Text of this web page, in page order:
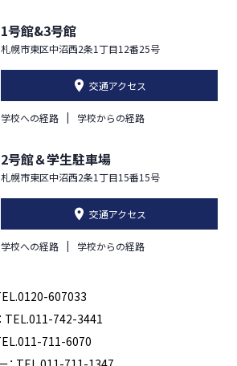
1号館&3号館
札幌市東区中沼西2条1丁目12番25号
交通アクセス
学校への経路 学校からの経路
2号館＆学生駐車場
札幌市東区中沼西2条1丁目15番15号
交通アクセス
学校への経路 学校からの経路
607033
TEL.011-742-3441
711-6070